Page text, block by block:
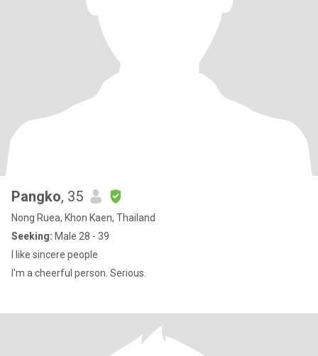
Pangko, 35
Nong Ruea, Khon Kaen, Thailand
Seeking: Male 28 - 39
I like sincere people
I'm a cheerful person. Serious.